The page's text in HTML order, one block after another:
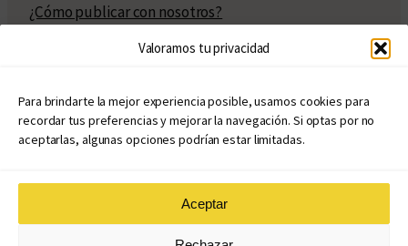
Valoramos tu privacidad
Para brindarte la mejor experiencia posible, usamos cookies para
recordar tus preferencias y mejorar la navegación. Si optas por no
aceptarlas, algunas opciones podrían estar limitadas.
Aceptar
¿Cómo publicar con nosotros?
Políticas de publicación
Políticas de coedición
Atribuciones